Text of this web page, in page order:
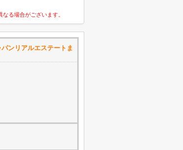
る場合がございます。
ンリアルエステートま